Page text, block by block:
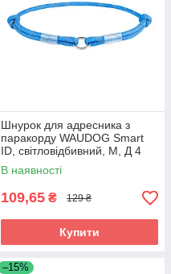
Шнурок для адресника з
паракорду WAUDOG Smart
ID, світловідбивний, M, Д 4
мм, Д 42-76 см синій
В наявності
109,65 ₴ 129 ₴
Купити
–15%